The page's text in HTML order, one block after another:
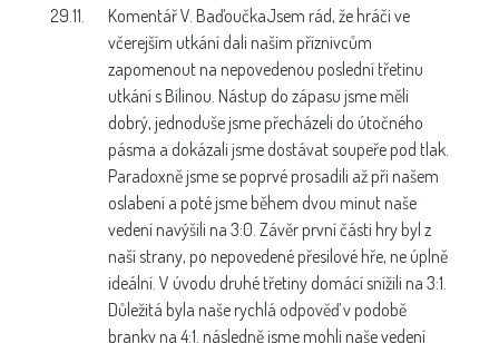
29.11. Komentář V. BaďoučkaJsem rád, že hráči ve
včerejším utkání dali našim příznivcům
zapomenout na nepovedenou poslední třetinu
utkání s Bílinou. Nástup do zápasu jsme měli
dobrý, jednoduše jsme přecházeli do útočného
pásma a dokázali jsme dostávat soupeře pod tlak.
Paradoxně jsme se poprvé prosadili až při našem
oslabení a poté jsme během dvou minut naše
vedení navýšili na 3:0. Závěr první části hry byl z
naší strany, po nepovedené přesilové hře, ne úplně
ideální. V úvodu druhé třetiny domácí snížili na 3:1.
Důležitá byla naše rychlá odpověď v podobě
branky na 4:1. následně jsme mohli naše vedení